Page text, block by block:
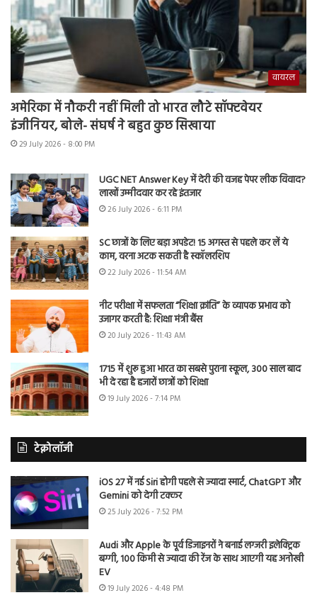
वायरल
अमेरिका में नौकरी नहीं मिली तो भारत लौटे सॉफ्टवेयर
इंजीनियर, बोले- संघर्ष ने बहुत कुछ सिखाया
29 July 2026 - 8:00 PM
UGC NET Answer Key में देरी की वजह पेपर लीक विवाद?
लाखों उम्मीदवार कर रहे इंतजार
26 July 2026 - 6:11 PM
SC छात्रों के लिए बड़ा अपडेट! 15 अगस्त से पहले कर लें ये
काम, वरना अटक सकती है स्कॉलरशिप
22 July 2026 - 11:54 AM
नीट परीक्षा में सफलता “शिक्षा क्रांति” के व्यापक प्रभाव को
उजागर करती है: शिक्षा मंत्री बैंस
20 July 2026 - 11:43 AM
1715 में शुरू हुआ भारत का सबसे पुराना स्कूल, 300 साल बाद
भी दे रहा है हजारों छात्रों को शिक्षा
19 July 2026 - 7:14 PM
टेक्नोलॉजी
iOS 27 में नई Siri होगी पहले से ज्यादा स्मार्ट, ChatGPT और
Gemini को देगी टक्कर
25 July 2026 - 7:52 PM
Audi और Apple के पूर्व डिजाइनरों ने बनाई लग्जरी इलेक्ट्रिक
बग्गी, 100 किमी से ज्यादा की रेंज के साथ आएगी यह अनोखी
EV
19 July 2026 - 4:48 PM